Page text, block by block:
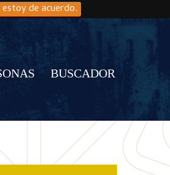
estoy de acuerdo.
BUSCADOR